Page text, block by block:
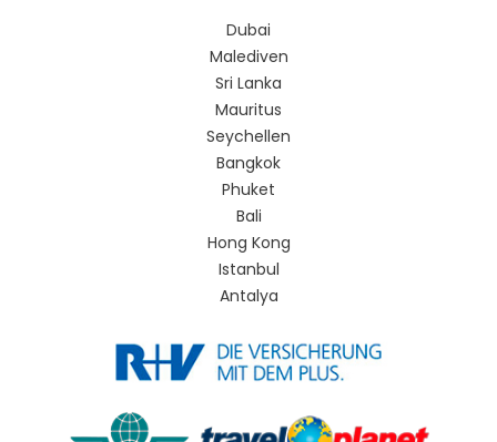
Dubai
Malediven
Sri Lanka
Mauritus
Seychellen
Bangkok
Phuket
Bali
Hong Kong
Istanbul
Antalya